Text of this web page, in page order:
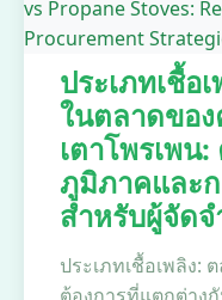
ประเภทเชื้อ
ในตลาดของ
เตาโพรเพน
ภูมิภาคและ
สำหรับผู้จัด
ประเภทเชื้อเพลิง: